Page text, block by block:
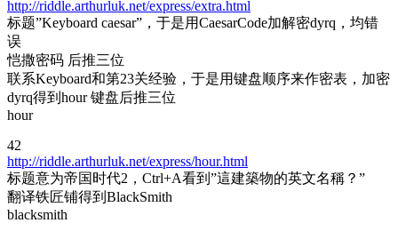
http://riddle.arthurluk.net/express/extra.html
标题”Keyboard caesar”，于是用CaesarCode加解密dyrq，均错
误
恺撒密码 后推三位
联系Keyboard和第23关经验，于是用键盘顺序来作密表，加密
dyrq得到hour 键盘后推三位
hour
42
http://riddle.arthurluk.net/express/hour.html
标题意为帝国时代2，Ctrl+A看到”這建築物的英文名稱？”
翻译铁匠铺得到BlackSmith
blacksmith